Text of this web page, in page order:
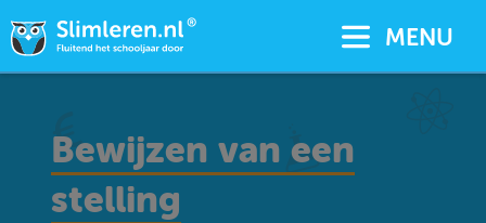
MENU
Bewijzen van een
stelling